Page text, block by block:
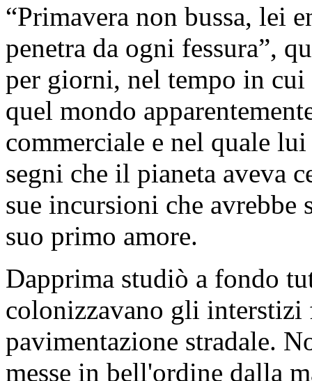
“Primavera non bussa, lei
penetra da ogni fessura”,
per giorni, nel tempo in
quel mondo
commerciale e nel quale
segni che il pianeta aveva
sue incursioni che avrebbe
suo primo amore.
Dapprima studiò a fondo
colonizzavano gli
pavimentazione stradale.
messe in bell'ordine dalla